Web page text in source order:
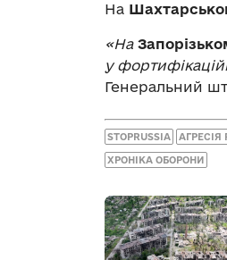
На
«На
у
Генеральний
STOPRUSSIA АГРЕСІЯ
ХРОНІКА ОБОРОНИ